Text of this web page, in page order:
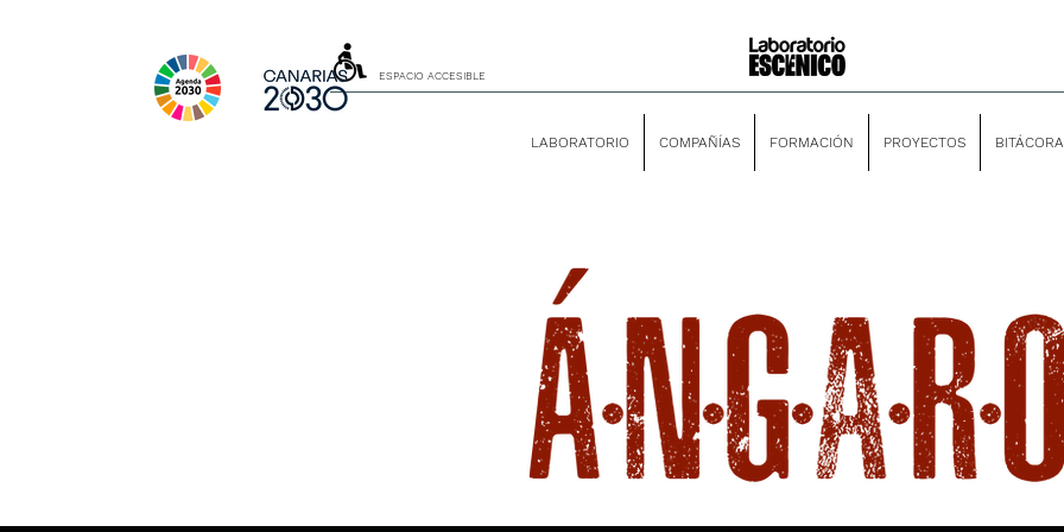
ESPACIO ACCESIBLE
LABORATORIO COMPAÑÍAS FORMACIÓN PROYECTOS BITÁCORA